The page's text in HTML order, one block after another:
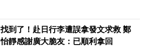
找到了！赴日行李遭誤拿發文求救 鄭
怡靜感謝廣大脆友：已順利拿回